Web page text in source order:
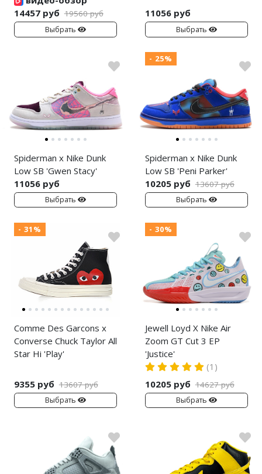
14457 руб 19560 руб
Выбрать
11056 руб
Выбрать
Spiderman x Nike Dunk
Low SB 'Gwen Stacy'
11056 руб
Выбрать
- 25%
Spiderman x Nike Dunk
Low SB 'Peni Parker'
10205 руб 13607 руб
Выбрать
- 31%
Comme Des Garcons x
Converse Chuck Taylor All
Star Hi 'Play'
9355 руб 13607 руб
Выбрать
- 30%
Jewell Loyd X Nike Air
Zoom GT Cut 3 EP
'Justice'
(1)
10205 руб 14627 руб
Выбрать